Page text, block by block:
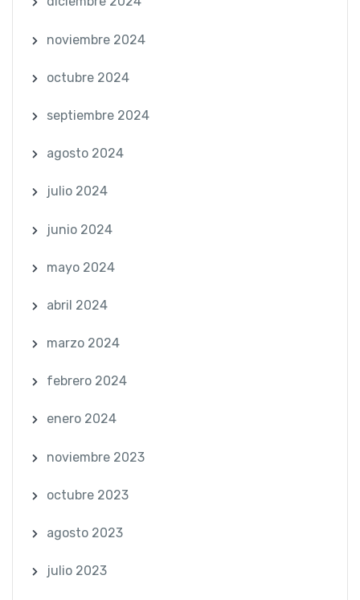
noviembre 2024
octubre 2024
septiembre 2024
agosto 2024
julio 2024
junio 2024
mayo 2024
abril 2024
marzo 2024
febrero 2024
enero 2024
noviembre 2023
octubre 2023
agosto 2023
julio 2023